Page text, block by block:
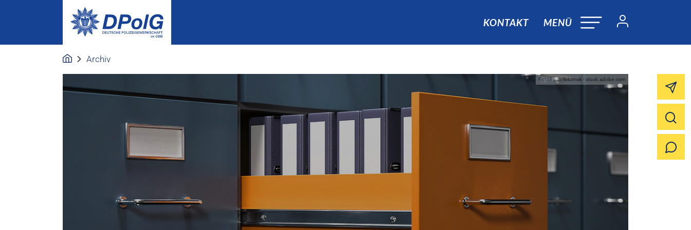
KONTAKT MENÜ
Archiv
Foto:Foto: fotomek - stock.adobe.com